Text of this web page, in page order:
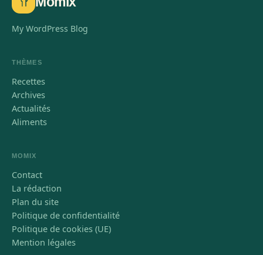
My WordPress Blog
THÈMES
Recettes
Archives
Actualités
Aliments
MOMIX
Contact
La rédaction
Plan du site
Politique de confidentialité
Politique de cookies (UE)
Mention légales